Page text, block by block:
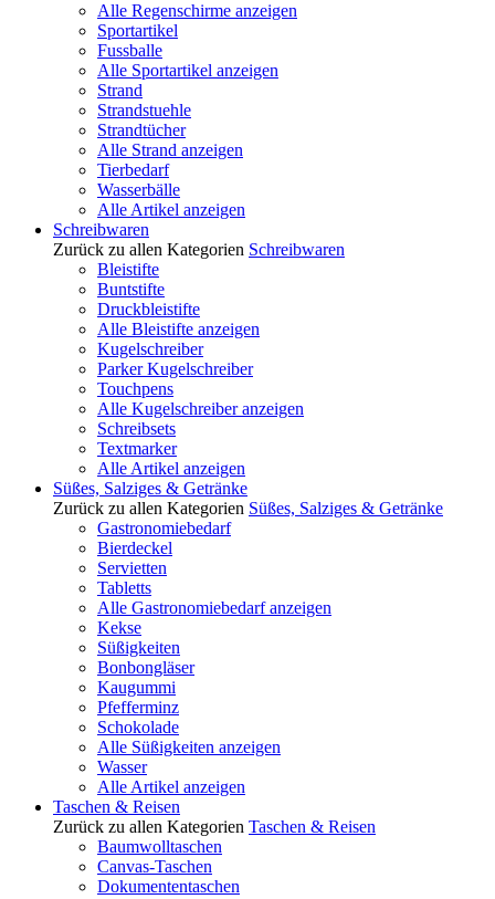
Alle Regenschirme anzeigen
Sportartikel
Fussballe
Alle Sportartikel anzeigen
Strand
Strandstuehle
Strandtücher
Alle Strand anzeigen
Tierbedarf
Wasserbälle
Alle Artikel anzeigen
Schreibwaren
Zurück zu allen Kategorien Schreibwaren
Bleistifte
Buntstifte
Druckbleistifte
Alle Bleistifte anzeigen
Kugelschreiber
Parker Kugelschreiber
Touchpens
Alle Kugelschreiber anzeigen
Schreibsets
Textmarker
Alle Artikel anzeigen
Süßes, Salziges & Getränke
Zurück zu allen Kategorien Süßes, Salziges & Getränke
Gastronomiebedarf
Bierdeckel
Servietten
Tabletts
Alle Gastronomiebedarf anzeigen
Kekse
Süßigkeiten
Bonbongläser
Kaugummi
Pfefferminz
Schokolade
Alle Süßigkeiten anzeigen
Wasser
Alle Artikel anzeigen
Taschen & Reisen
Zurück zu allen Kategorien Taschen & Reisen
Baumwolltaschen
Canvas-Taschen
Dokumententaschen